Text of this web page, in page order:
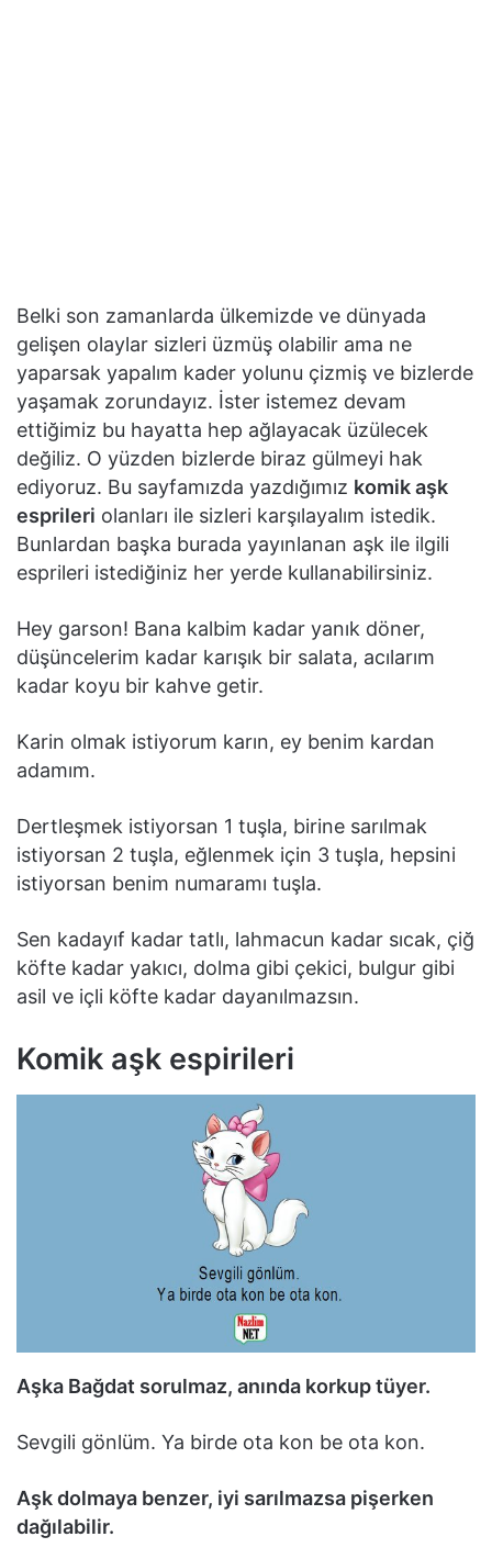
Belki son zamanlarda ülkemizde ve dünyada
gelişen olaylar sizleri üzmüş olabilir ama ne
yaparsak yapalım kader yolunu çizmiş ve bizlerde
yaşamak zorundayız. İster istemez devam
ettiğimiz bu hayatta hep ağlayacak üzülecek
değiliz. O yüzden bizlerde biraz gülmeyi hak
ediyoruz. Bu sayfamızda yazdığımız komik aşk
esprileri olanları ile sizleri karşılayalım istedik.
Bunlardan başka burada yayınlanan aşk ile ilgili
esprileri istediğiniz her yerde kullanabilirsiniz.
Hey garson! Bana kalbim kadar yanık döner,
düşüncelerim kadar karışık bir salata, acılarım
kadar koyu bir kahve getir.
Karin olmak istiyorum karın, ey benim kardan
adamım.
Dertleşmek istiyorsan 1 tuşla, birine sarılmak
istiyorsan 2 tuşla, eğlenmek için 3 tuşla, hepsini
istiyorsan benim numaramı tuşla.
Sen kadayıf kadar tatlı, lahmacun kadar sıcak, çiğ
köfte kadar yakıcı, dolma gibi çekici, bulgur gibi
asil ve içli köfte kadar dayanılmazsın.
Komik aşk espirileri
Aşka Bağdat sorulmaz, anında korkup tüyer.
Sevgili gönlüm. Ya birde ota kon be ota kon.
Aşk dolmaya benzer, iyi sarılmazsa pişerken
dağılabilir.